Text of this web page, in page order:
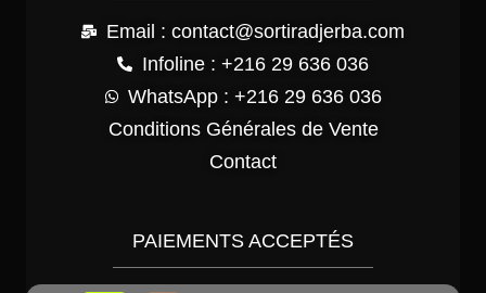
Email : contact@sortiradjerba.com
Infoline : +216 29 636 036
WhatsApp : +216 29 636 036
Conditions Générales de Vente
Contact
PAIEMENTS ACCEPTÉS